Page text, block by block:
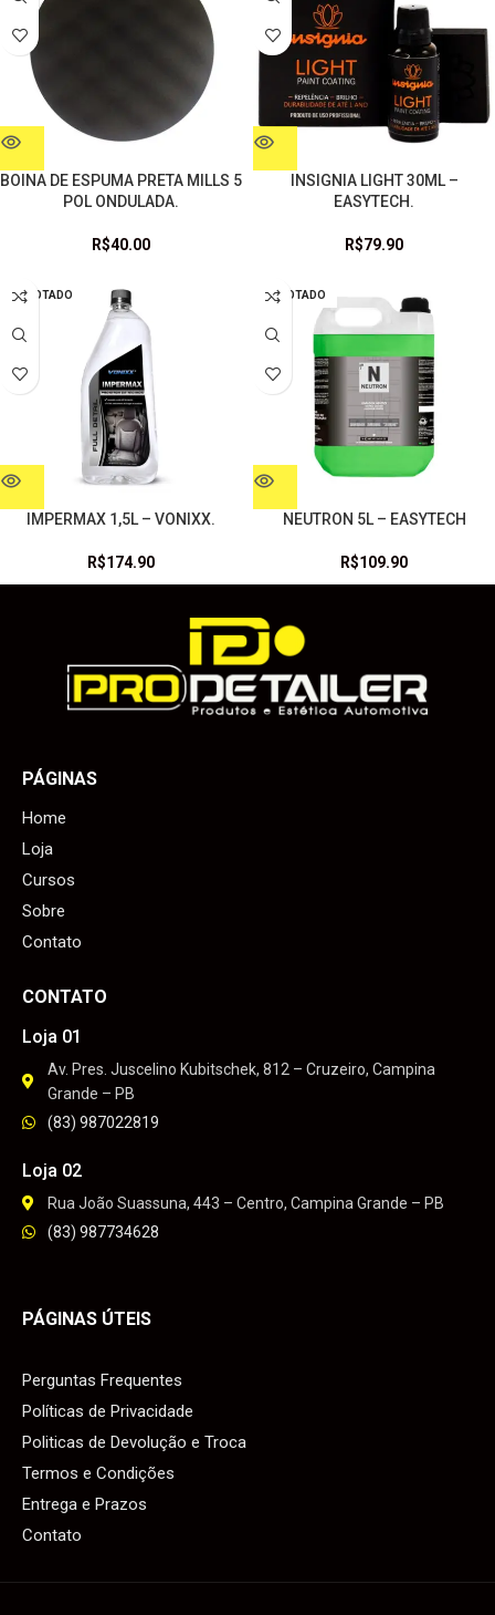
BOINA DE ESPUMA PRETA MILLS 5
POL ONDULADA.
R$40.00
INSIGNIA LIGHT 30ML –
EASYTECH.
R$79.90
ESGOTADO
IMPERMAX 1,5L – VONIXX.
R$174.90
ESGOTADO
NEUTRON 5L – EASYTECH
R$109.90
PÁGINAS
Home
Loja
Cursos
Sobre
Contato
CONTATO
Loja 01
Av. Pres. Juscelino Kubitschek, 812 – Cruzeiro, Campina
Grande – PB
(83) 987022819
Loja 02
Rua João Suassuna, 443 – Centro, Campina Grande – PB
(83) 987734628
PÁGINAS ÚTEIS
Perguntas Frequentes
Políticas de Privacidade
Politicas de Devolução e Troca
Termos e Condições
Entrega e Prazos
Contato